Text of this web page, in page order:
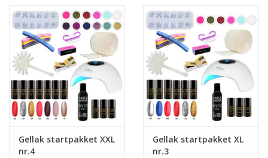
Gellak startpakket XXL
nr.4
Gellak startpakket XL
nr.3